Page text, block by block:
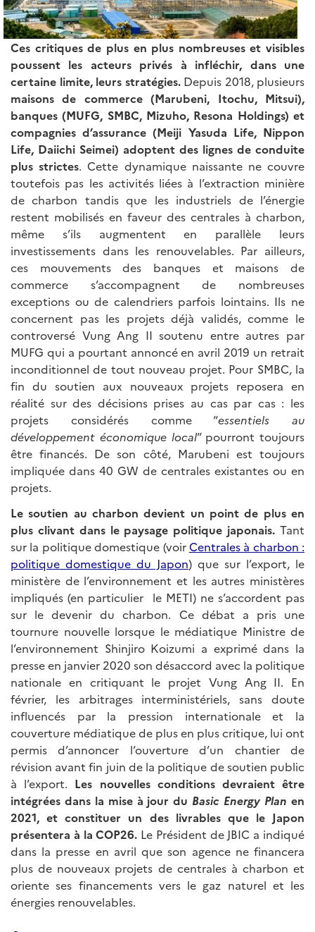
Ces critiques de plus en plus nombreuses et visibles
poussent les acteurs privés à infléchir, dans une
certaine limite, leurs stratégies.Depuis 2018, plusieurs
maisons de commerce (Marubeni, Itochu, Mitsui),
banques (MUFG, SMBC, Mizuho, Resona Holdings) et
compagnies d’assurance (Meiji Yasuda Life, Nippon
Life, Daiichi Seimei) adoptent des lignes de conduite
plus strictes. Cette dynamique naissante ne couvre
toutefois pas les activités liées à l’extraction minière
de charbon tandis que les industriels de l’énergie
restent mobilisés en faveur des centrales à charbon,
même s’ils augmentent en parallèle leurs
investissements dans les renouvelables. Par ailleurs,
ces mouvements des banques et maisons de
commerce s’accompagnent de nombreuses
exceptions ou de calendriers parfois lointains. Ils ne
concernent pas les projets déjà validés, comme le
controversé Vung Ang II soutenu entre autres par
MUFG qui a pourtant annoncé en avril 2019 un retrait
inconditionnel de tout nouveau projet. Pour SMBC, la
fin du soutien aux nouveaux projets reposera en
réalité sur des décisions prises au cas par cas : les
projets considérés comme “essentiels au
développement économique local” pourront toujours
être financés. De son côté, Marubeni est toujours
impliquée dans 40 GW de centrales existantes ou en
projets.
Le soutien au charbon devient un point de plus en
plus clivant dans le paysage politique japonais. Tant
sur la politique domestique (voirCentrales à charbon :
politique domestique du Japon) que sur l’export, le
ministère de l’environnement et les autres ministères
impliqués (en particulier le METI) ne s’accordent pas
sur le devenir du charbon. Ce débat a pris une
tournure nouvelle lorsque le médiatique Ministre de
l’environnement Shinjiro Koizumi a exprimé dans la
presse en janvier 2020 son désaccord avec la politique
nationale en critiquant le projet Vung Ang II. En
février, les arbitrages interministériels, sans doute
influencés par la pression internationale et la
couverture médiatique de plus en plus critique, lui ont
permis d’annoncer l’ouverture d’un chantier de
révision avant fin juin de la politique de soutien public
à l’export. Les nouvelles conditions devraient être
intégrées dans la mise à jour du Basic Energy Plan en
2021, et constituer un des livrables que le Japon
présentera à la COP26. Le Président de JBIC a indiqué
dans la presse en avril que son agence ne financera
plus de nouveaux projets de centrales à charbon et
oriente ses financements vers le gaz naturel et les
énergies renouvelables.